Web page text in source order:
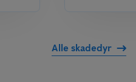
Alle skadedyr